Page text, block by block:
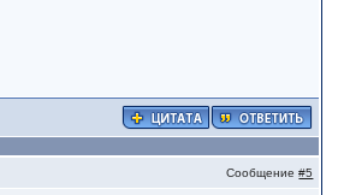
Сообщение#5